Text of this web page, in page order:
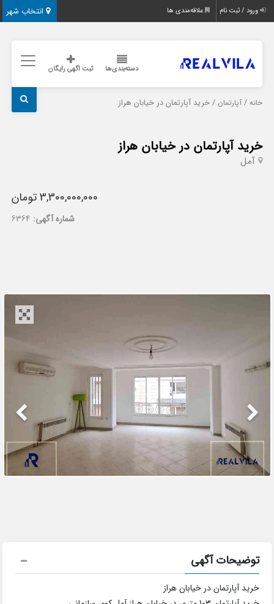
انتخاب شهر ورود / ثبت نام علاقه‌مندی ها
دسته‌بندی‌ها ثبت اگهی رایگان
خانه /آپارتمان / خرید آپارتمان در خیابان هراز
خرید آپارتمان در خیابان هراز
آمل
3,300,000,000 تومان
شماره آگهی: 6364
توضیحات آگهی
خرید آپارتمان در خیابان هراز